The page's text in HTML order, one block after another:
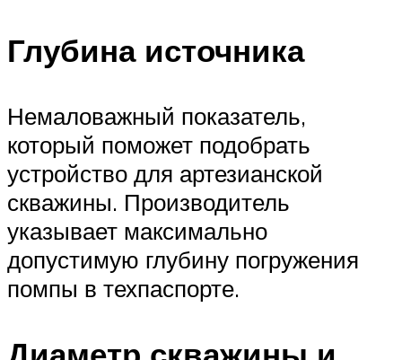
Глубина источника
Немаловажный показатель,
который поможет подобрать
устройство для артезианской
скважины. Производитель
указывает максимально
допустимую глубину погружения
помпы в техпаспорте.